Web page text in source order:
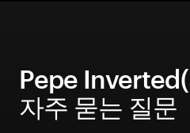
Pepe
자주 묻는 질문